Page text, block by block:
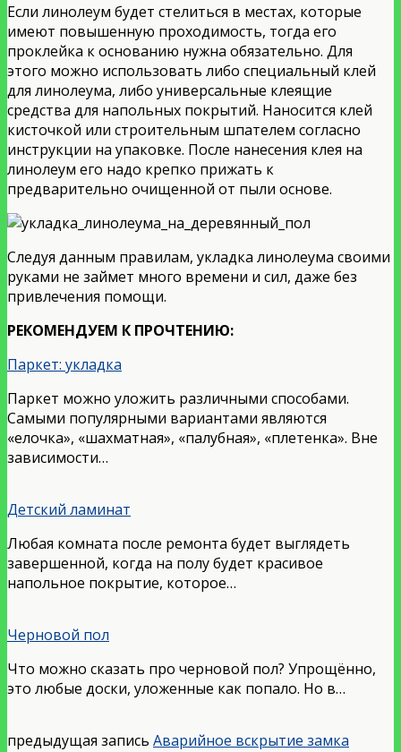
Если линолеум будет стелиться в местах, которые
имеют повышенную проходимость, тогда его
проклейка к основанию нужна обязательно. Для
этого можно использовать либо специальный клей
для линолеума, либо универсальные клеящие
средства для напольных покрытий. Наносится клей
кисточкой или строительным шпателем согласно
инструкции на упаковке. После нанесения клея на
линолеум его надо крепко прижать к
предварительно очищенной от пыли основе.
Следуя данным правилам, укладка линолеума своими
руками не займет много времени и сил, даже без
привлечения помощи.
РЕКОМЕНДУЕМ К ПРОЧТЕНИЮ:
Паркет: укладка
Паркет можно уложить различными способами.
Самыми популярными вариантами являются
«елочка», «шахматная», «палубная», «плетенка». Вне
зависимости…
Детский ламинат
Любая комната после ремонта будет выглядеть
завершенной, когда на полу будет красивое
напольное покрытие, которое…
Черновой пол
Что можно сказать про черновой пол? Упрощённо,
это любые доски, уложенные как попало. Но в…
предыдущая запись Аварийное вскрытие замка